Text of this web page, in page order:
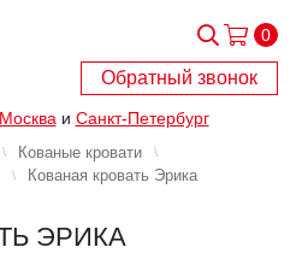
0
Обратный звонок
Москва и Санкт-Петербург
Кованые кровати
Кованая кровать Эрика
ЭРИКА